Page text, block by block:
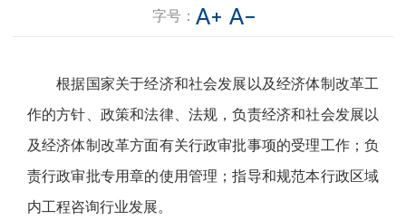
字号：
根据国家关于经济和社会发展以及经济体制改革工
作的方针、政策和法律、法规，负责经济和社会发展以
及经济体制改革方面有关行政审批事项的受理工作；负
责行政审批专用章的使用管理；指导和规范本行政区域
内工程咨询行业发展。